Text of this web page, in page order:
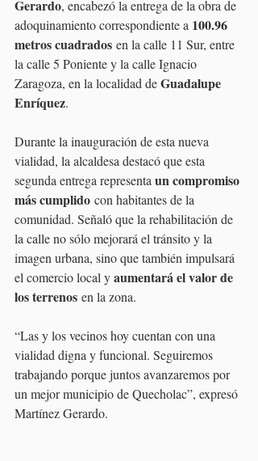
Gerardo, encabezó la entrega de la obra de
adoquinamiento correspondiente a 100.96
metros cuadrados en la calle 11 Sur, entre
la calle 5 Poniente y la calle Ignacio
Zaragoza, en la localidad de Guadalupe
Enríquez.
Durante la inauguración de esta nueva
vialidad, la alcaldesa destacó que esta
segunda entrega representa un compromiso
más cumplido con habitantes de la
comunidad. Señaló que la rehabilitación de
la calle no sólo mejorará el tránsito y la
imagen urbana, sino que también impulsará
el comercio local y aumentará el valor de
los terrenos en la zona.
“Las y los vecinos hoy cuentan con una
vialidad digna y funcional. Seguiremos
trabajando porque juntos avanzaremos por
un mejor municipio de Quecholac”, expresó
Martínez Gerardo.